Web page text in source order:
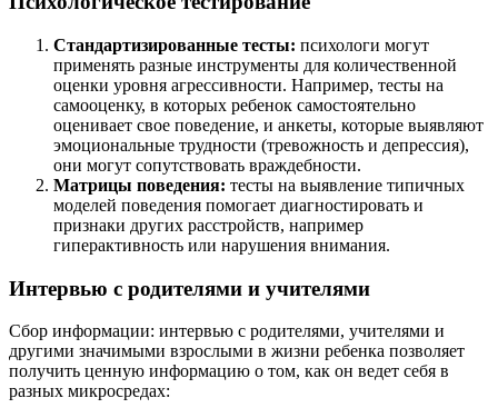
Стандартизированные тесты: психологи могут
применять разные инструменты для количественной
оценки уровня агрессивности. Например, тесты на
самооценку, в которых ребенок самостоятельно
оценивает свое поведение, и анкеты, которые выявляют
эмоциональные трудности (тревожность и депрессия),
они могут сопутствовать враждебности.
Матрицы поведения: тесты на выявление типичных
моделей поведения помогает диагностировать и
признаки других расстройств, например
гиперактивность или нарушения внимания.
Интервью с родителями и учителями
Сбор информации: интервью с родителями, учителями и
другими значимыми взрослыми в жизни ребенка позволяет
получить ценную информацию о том, как он ведет себя в
разных микросредах: